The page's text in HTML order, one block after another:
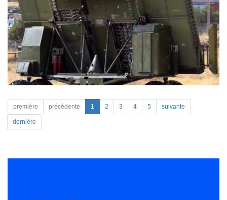
première précédente 1 2 3 4 5 suivante
dernière